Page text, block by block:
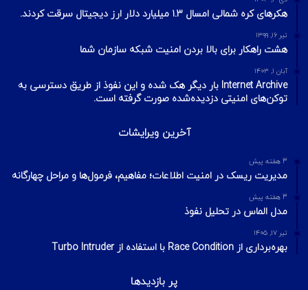
هکرهای کره شمالی امسال ۱.۳ میلیارد دلار ارز دیجیتال سرقت کردند.
تیر ۱۶, ۱۳۹۹
هشت راهکار برای بالا بردن امنیت شبکه سازمان شما
آبان ۱, ۱۴۰۳
Internet Archive بار دیگر هک شده و این نفوذ از طریق دسترسی به
توکن‌های امنیتی دزدیده‌شده صورت گرفته است.
آخرین ویرایشات
3 هفته پیش
مدیریت ریسک در امنیت اطلاعات؛ مفاهیم، فرمول‌ها و مراحل چهارگانه
3 هفته پیش
مدل الماس در تحلیل نفوذ
تیر ۱۷, ۱۴۰۵
بهره‌برداری از Race Condition با استفاده از Turbo Intruder
پر بازدیدها